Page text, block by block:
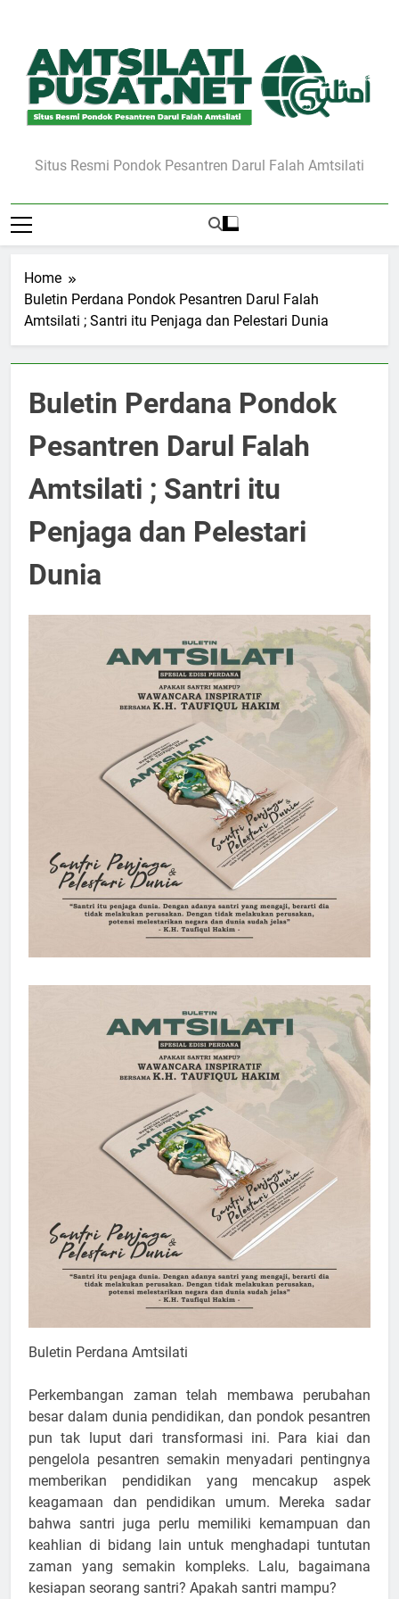
content
Situs Resmi Pondok Pesantren Darul Falah Amtsilati
Home
Buletin Perdana Pondok Pesantren Darul Falah
Amtsilati ; Santri itu Penjaga dan Pelestari Dunia
Buletin Perdana Pondok
Pesantren Darul Falah
Amtsilati ; Santri itu
Penjaga dan Pelestari
Dunia
Buletin Perdana Amtsilati
Perkembangan zaman telah membawa perubahan
besar dalam dunia pendidikan, dan pondok pesantren
pun tak luput dari transformasi ini. Para kiai dan
pengelola pesantren semakin menyadari pentingnya
memberikan pendidikan yang mencakup aspek
keagamaan dan pendidikan umum. Mereka sadar
bahwa santri juga perlu memiliki kemampuan dan
keahlian di bidang lain untuk menghadapi tuntutan
zaman yang semakin kompleks. Lalu, bagaimana
kesiapan seorang santri? Apakah santri mampu?